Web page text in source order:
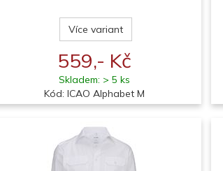
Více variant
559,- Kč
Skladem: > 5 ks
Kód: ICAO Alphabet M